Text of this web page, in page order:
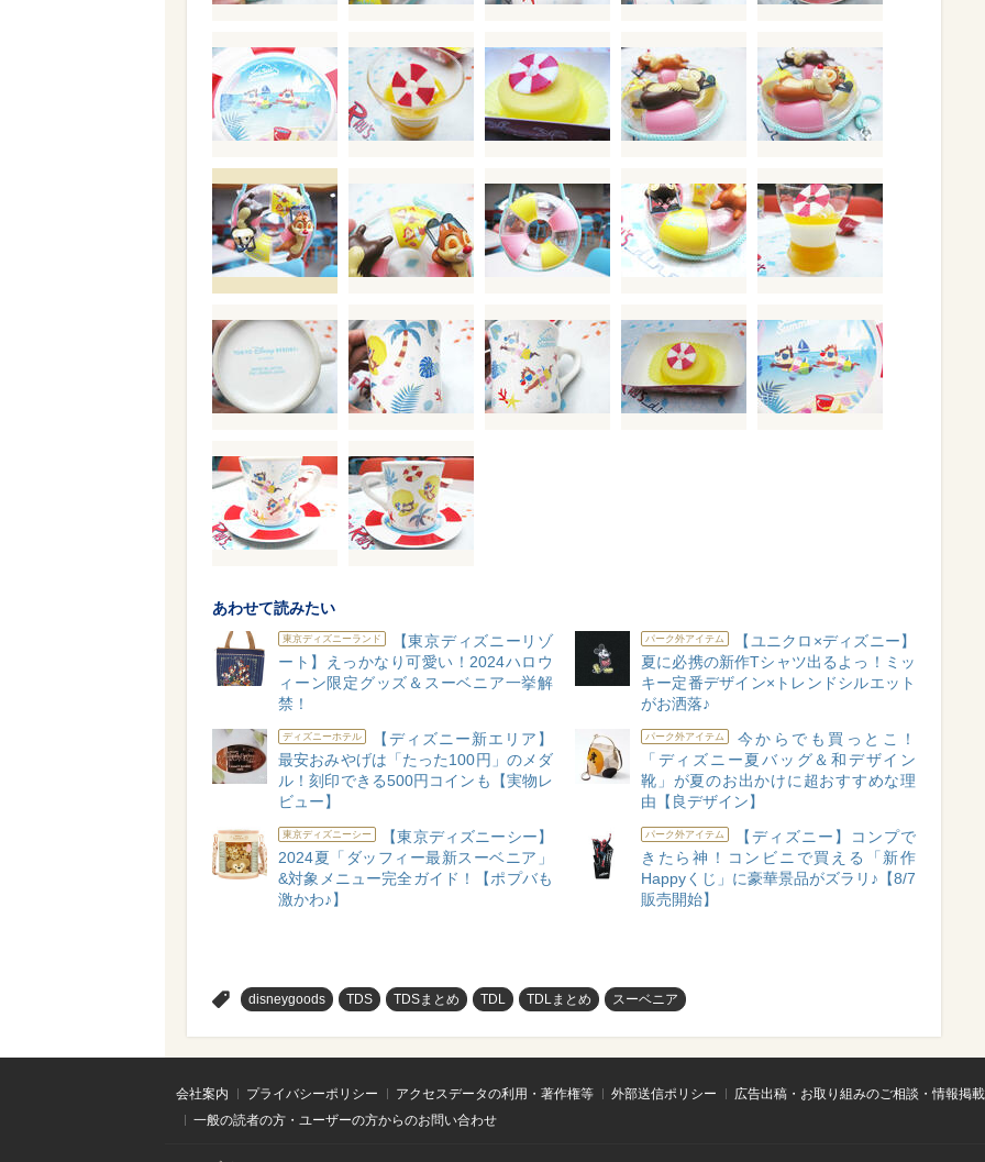
あわせて読みたい
東京ディズニーランド
【東京ディズニーリゾ
ート】えっかなり可愛い！2024ハロウ
ィーン限定グッズ＆スーベニア一挙解
禁！
パーク外アイテム
【ユニクロ×ディズニー】
夏に必携の新作Tシャツ出るよっ！ミッ
キー定番デザイン×トレンドシルエット
がお洒落♪
ディズニーホテル
【ディズニー新エリア】
最安おみやげは「たった100円」のメダ
ル！刻印できる500円コインも【実物レ
ビュー】
パーク外アイテム
今からでも買っとこ！
「ディズニー夏バッグ＆和デザイン
靴」が夏のお出かけに超おすすめな理
由【良デザイン】
東京ディズニーシー
【東京ディズニーシー】
2024夏「ダッフィー最新スーベニア」
&対象メニュー完全ガイド！【ポプバも
激かわ♪】
パーク外アイテム
【ディズニー】コンプで
きたら神！コンビニで買える「新作
Happyくじ」に豪華景品がズラリ♪【8/7
販売開始】
disneygoods TDS TDSまとめ TDL TDLまとめ スーベニア
会社案内 プライバシーポリシー アクセスデータの利用・著作権等 外部送信ポリシー
広告出稿・お取り組みのご相談・情報掲
一般の読者の方・ユーザーの方からのお問い合わせ